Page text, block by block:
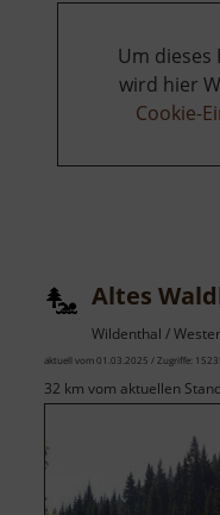
Um dieses
wird hier
Cookie-
Altes
Wildenthal /
aktuell vom 01.03.2025 / Zugriffe:
32 km vom aktuellen